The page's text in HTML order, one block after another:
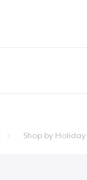
Shop by Holiday